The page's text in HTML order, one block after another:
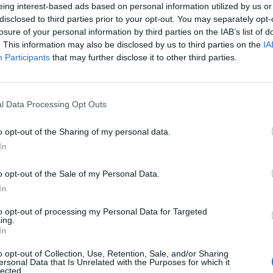
interest-based ads based on personal information utilized by us
to third parties prior to your opt-out. You may separately
of your personal information by third parties on the IAB’s list of
This information may also be disclosed by us to third parties on the
Participants that may further disclose it to other third parties.
Data Processing Opt Outs
opt-out of the Sharing of my personal data.
opt-out of the Sale of my Personal Data.
opt-out of processing my Personal Data for Targeted
opt-out of Collection, Use, Retention, Sale, and/or Sharing
Data that Is Unrelated with the Purposes for which it
.
ήταν ο μόνος επιβάτης τουπρώτου
από το παράθυρο και
πτώση στο έδαφος του προκάλεσε σοβαρά
δύο χειρουργεία, με τους γιατρούς να
να τον σώσουν.
στη
– μηχανικός στο ΑΠΘ, ενώ ταυτόχρονα
Έξω από την Εντατική, βρίσκονται τα
περιμένοντας να μάθουν νέα του.
και μάθετε πρώτοι